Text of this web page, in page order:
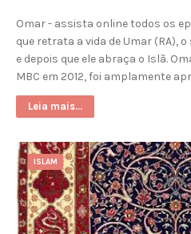
Omar - assista online todos os
que retrata a vida de Umar (RA),
e depois que ele abraça o Islã.
MBC em 2012, foi amplamente
Leia mais...
ISLAM